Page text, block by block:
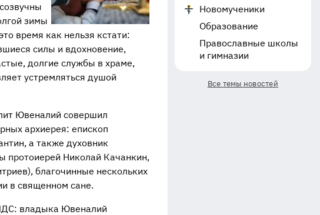
зимы
время как нельзя кстати:
силы и вдохновение,
долгие службы в храме,
устремляться душой
Ювеналий совершил
архиерея: епископ
а также духовник
протоиерей Николай Качанкин,
благочинные нескольких
в священном сане.
владыка Ювеналий
Новомученики
Образование
Православные школы
и гимназии
Все темы новостей